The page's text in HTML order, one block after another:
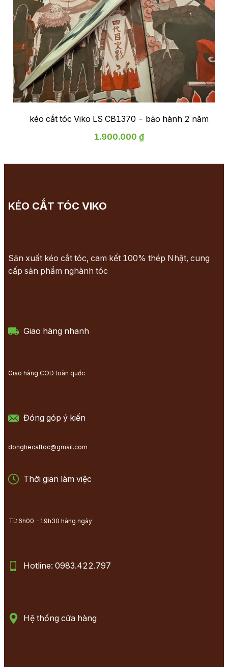
kéo cắt tóc Viko LS CB1370 - bảo hành 2 năm
1.900.000 ₫
KÉO CẮT TÓC VIKO
Sản xuất kéo cắt tóc, cam kết 100% thép Nhật, cung
cấp sản phẩm nghành tóc
Giao hàng nhanh
Giao hàng COD toàn quốc
Đóng góp ý kiến
donghecattoc@gmail.com
Thời gian làm việc
Từ 6h00 -19h30 hàng ngày
Hotline: 0983.422.797
Hệ thống cửa hàng